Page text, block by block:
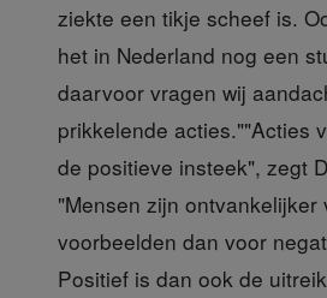
ziekte een tikje scheef is.
het in Nederland nog een
daarvoor vragen wij
prikkelende acties.""Acties
de positieve insteek", zegt
"Mensen zijn ontvankelijker
voorbeelden dan voor
Positief is dan ook de